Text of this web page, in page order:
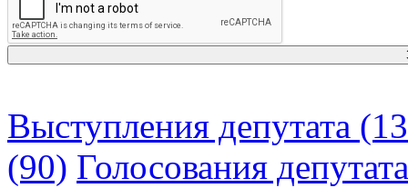
Выступления депутата
(90) Голосования депутата